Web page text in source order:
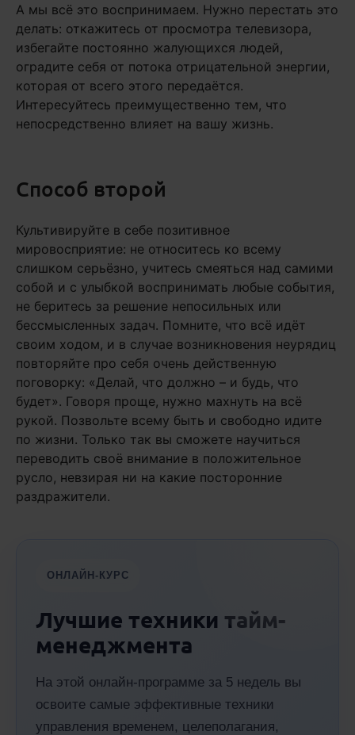
А мы всё это воспринимаем. Нужно перестать это
делать: откажитесь от просмотра телевизора,
избегайте постоянно жалующихся людей,
оградите себя от потока отрицательной энергии,
которая от всего этого передаётся.
Интересуйтесь преимущественно тем, что
непосредственно влияет на вашу жизнь.
Способ второй
Культивируйте в себе позитивное
мировосприятие: не относитесь ко всему
слишком серьёзно, учитесь смеяться над самими
собой и с улыбкой воспринимать любые события,
не беритесь за решение непосильных или
бессмысленных задач. Помните, что всё идёт
своим ходом, и в случае возникновения неурядиц
повторяйте про себя очень действенную
поговорку: «Делай, что должно – и будь, что
будет». Говоря проще, нужно махнуть на всё
рукой. Позвольте всему быть и свободно идите
по жизни. Только так вы сможете научиться
переводить своё внимание в положительное
русло, невзирая ни на какие посторонние
раздражители.
ОНЛАЙН-КУРС
Лучшие техники тайм-
менеджмента
На этой онлайн-программе за 5 недель вы
освоите самые эффективные техники
управления временем, целеполагания,